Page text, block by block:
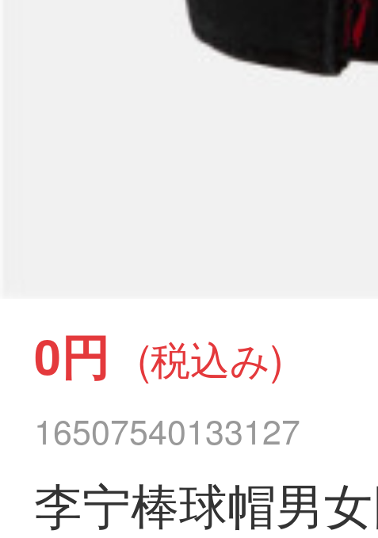
0円 (税込み)
16507540133127
李宁棒球帽男